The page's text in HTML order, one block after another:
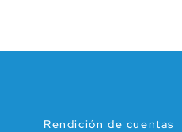
Rendición de cuentas